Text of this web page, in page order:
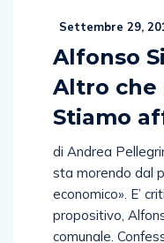
Settembre 29,
Alfonso
Altro che
Stiamo
di Andrea
sta morendo dal
economico». E’
propositivo,
comunale.